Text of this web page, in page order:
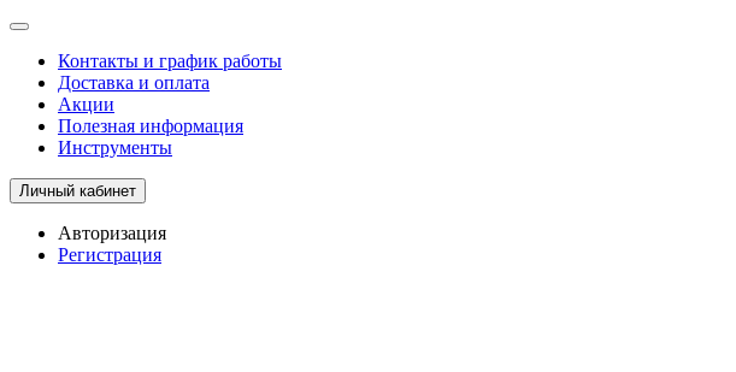
Контакты и график работы
Доставка и оплата
Акции
Полезная информация
Инструменты
Личный кабинет
Авторизация
Регистрация